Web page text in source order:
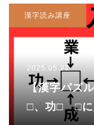
漢字読み講座
2025.05.22
【漢字パズ
□、功□ □に